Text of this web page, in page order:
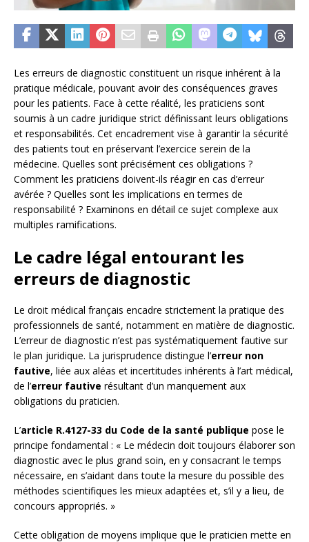
Les erreurs de diagnostic constituent un risque inhérent à la
pratique médicale, pouvant avoir des conséquences graves
pour les patients. Face à cette réalité, les praticiens sont
soumis à un cadre juridique strict définissant leurs obligations
et responsabilités. Cet encadrement vise à garantir la sécurité
des patients tout en préservant l’exercice serein de la
médecine. Quelles sont précisément ces obligations ?
Comment les praticiens doivent-ils réagir en cas d’erreur
avérée ? Quelles sont les implications en termes de
responsabilité ? Examinons en détail ce sujet complexe aux
multiples ramifications.
Le cadre légal entourant les
erreurs de diagnostic
Le droit médical français encadre strictement la pratique des
professionnels de santé, notamment en matière de diagnostic.
L’erreur de diagnostic n’est pas systématiquement fautive sur
le plan juridique. La jurisprudence distingue l’erreur non
fautive, liée aux aléas et incertitudes inhérents à l’art médical,
de l’erreur fautive résultant d’un manquement aux
obligations du praticien.
L’article R.4127-33 du Code de la santé publique pose le
principe fondamental : « Le médecin doit toujours élaborer son
diagnostic avec le plus grand soin, en y consacrant le temps
nécessaire, en s’aidant dans toute la mesure du possible des
méthodes scientifiques les mieux adaptées et, s’il y a lieu, de
concours appropriés. »
Cette obligation de moyens implique que le praticien mette en